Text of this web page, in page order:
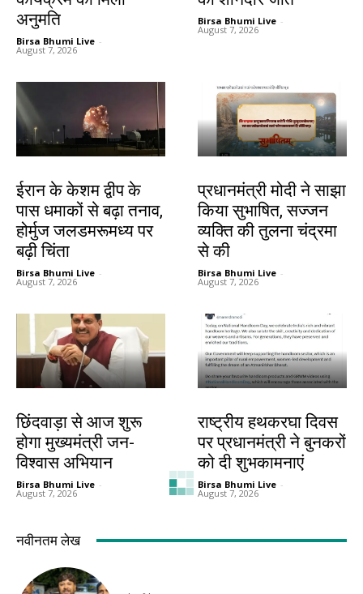
अनुमति
Birsa Bhumi Live -
August 7, 2026
Birsa Bhumi Live -
August 7, 2026
ईरान के केशम द्वीप के
पास धमाकों से बढ़ा तनाव,
होर्मुज जलडमरूमध्य पर
बढ़ी चिंता
Birsa Bhumi Live -
August 7, 2026
प्रधानमंत्री मोदी ने साझा
किया सुभाषित, सज्जन
व्यक्ति की तुलना चंद्रमा
से की
Birsa Bhumi Live -
August 7, 2026
छिंदवाड़ा से आज शुरू
होगा मुख्यमंत्री जन-
विश्वास अभियान
Birsa Bhumi Live -
August 7, 2026
राष्ट्रीय हथकरघा दिवस
पर प्रधानमंत्री ने बुनकरों
को दी शुभकामनाएं
Birsa Bhumi Live -
August 7, 2026
नवीनतम लेख